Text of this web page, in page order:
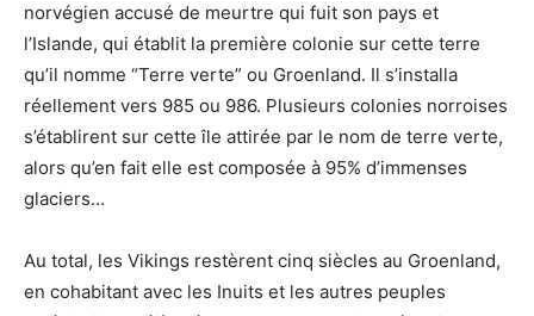
norvégien accusé de meurtre qui fuit son pays et
l’Islande, qui établit la première colonie sur cette terre
qu’il nomme “Terre verte” ou Groenland. Il s’installa
réellement vers 985 ou 986. Plusieurs colonies norroises
s’établirent sur cette île attirée par le nom de terre verte,
alors qu’en fait elle est composée à 95% d’immenses
glaciers…
Au total, les Vikings restèrent cinq siècles au Groenland,
en cohabitant avec les Inuits et les autres peuples